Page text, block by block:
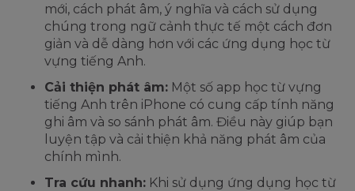
mới, cách phát âm, ý nghĩa và cách sử dụng
chúng trong ngữ cảnh thực tế một cách đơn
giản và dễ dàng hơn với các ứng dụng học từ
vựng tiếng Anh.
Cải thiện phát âm: Một số app học từ vựng
tiếng Anh trên iPhone có cung cấp tính năng
ghi âm và so sánh phát âm. Điều này giúp bạn
luyện tập và cải thiện khả năng phát âm của
chính mình.
Tra cứu nhanh: Khi sử dụng ứng dụng học từ